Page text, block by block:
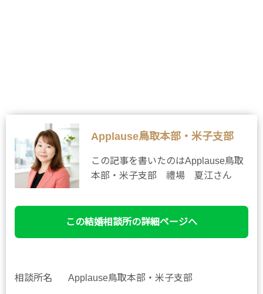
Applause鳥取本部・米子支部
この記事を書いたのはApplause鳥取
本部・米子支部 禮場 夏江さん
この結婚相談所の詳細ページへ
相談所名 Applause鳥取本部・米子支部